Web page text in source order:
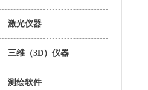
激光仪器
三维（3D）仪器
测绘软件